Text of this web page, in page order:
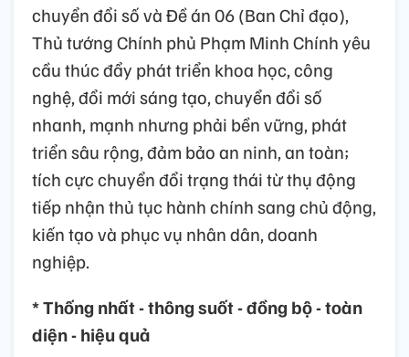
chuyển đổi số và Đề án 06 (Ban Chỉ đạo),
Thủ tướng Chính phủ Phạm Minh Chính yêu
cầu thúc đẩy phát triển khoa học, công
nghệ, đổi mới sáng tạo, chuyển đổi số
nhanh, mạnh nhưng phải bền vững, phát
triển sâu rộng, đảm bảo an ninh, an toàn;
tích cực chuyển đổi trạng thái từ thụ động
tiếp nhận thủ tục hành chính sang chủ động,
kiến tạo và phục vụ nhân dân, doanh
nghiệp.
* Thống nhất - thông suốt - đồng bộ - toàn
diện - hiệu quả